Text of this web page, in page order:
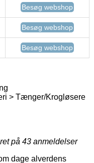
Besøg webshop
Besøg webshop
Besøg webshop
> Tænger/Krogløsere
på 43 anmeldelser
dage alverdens